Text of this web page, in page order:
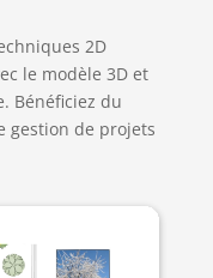
2D
le modèle 3D et
Bénéficiez du
gestion de projets